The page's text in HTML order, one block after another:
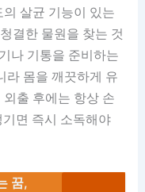
살균 기능이 있는
결한 물원을 찾는 것
나 기통을 준비하는
라 몸을 깨끗하게 유
출 후에는 항상 손
면 즉시 소독해야
꿈,